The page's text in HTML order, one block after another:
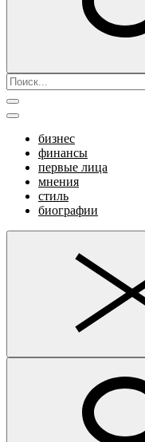
бизнес
финансы
первые лица
мнения
стиль
биографии